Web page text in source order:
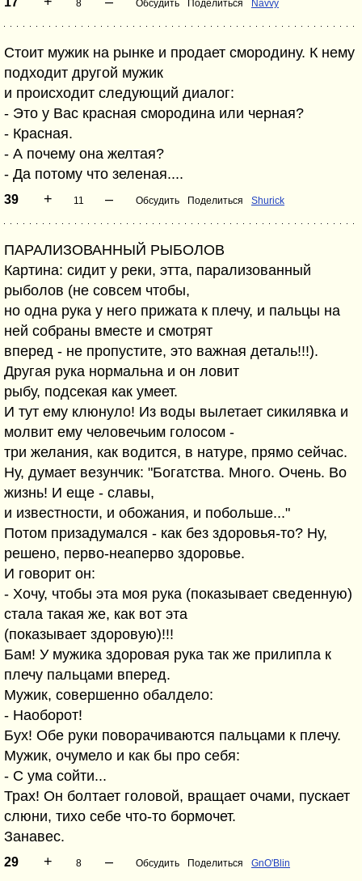
8 Обсудить Поделиться Navvy
Стоит мужик на рынке и продает смородину. К нему
подходит другой мужик
и происходит следующий диалог:
- Это у Вас красная смородина или черная?
- Красная.
- А почему она желтая?
- Да потому что зеленая....
39 + 11 – Обсудить Поделиться Shurick
ПАРАЛИЗОВАННЫЙ РЫБОЛОВ
Картина: сидит у реки, этта, парализованный
рыболов (не совсем чтобы,
но одна рука у него прижата к плечу, и пальцы на
ней собраны вместе и смотрят
вперед - не пропустите, это важная деталь!!!).
Другая рука нормальна и он ловит
рыбу, подсекая как умеет.
И тут ему клюнуло! Из воды вылетает сикилявка и
молвит ему человечьим голосом -
три желания, как водится, в натуре, прямо сейчас.
Ну, думает везунчик: "Богатства. Много. Очень. Во
жизнь! И еще - славы,
и известности, и обожания, и побольше..."
Потом призадумался - как без здоровья-то? Ну,
решено, перво-неаперво здоровье.
И говорит он:
- Хочу, чтобы эта моя рука (показывает сведенную)
стала такая же, как вот эта
(показывает здоровую)!!!
Бам! У мужика здоровая рука так же прилипла к
плечу пальцами вперед.
Мужик, совершенно обалдело:
- Наоборот!
Бух! Обе руки поворачиваются пальцами к плечу.
Мужик, очумело и как бы про себя:
- С ума сойти...
Трах! Он болтает головой, вращает очами, пускает
слюни, тихо себе что-то бормочет.
Занавес.
29 + 8 – Обсудить Поделиться GnO'Blin